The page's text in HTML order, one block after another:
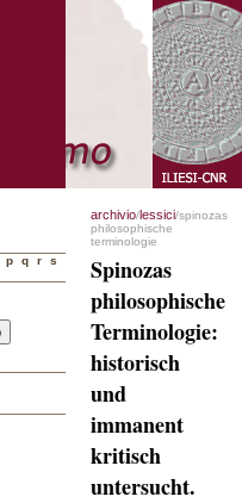
p q r
s
archivio/lessici/spinozas
philosophische
terminologie
Spinozas
philosophische
Terminologie:
historisch
und
immanent
kritisch
untersucht.